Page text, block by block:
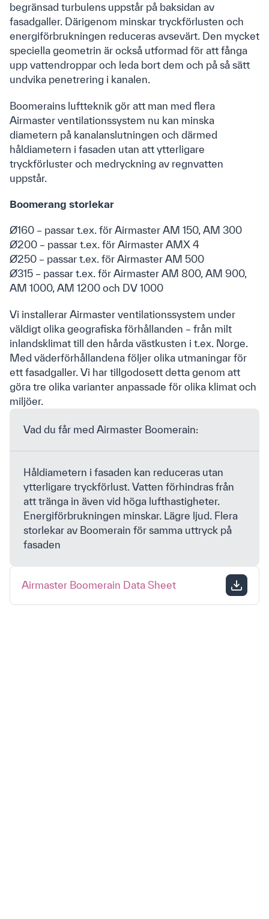
begränsad turbulens uppstår på baksidan av
fasadgaller. Därigenom minskar tryckförlusten och
energiförbrukningen reduceras avsevärt. Den mycket
speciella geometrin är också utformad för att fånga
upp vattendroppar och leda bort dem och på så sätt
undvika penetrering i kanalen.
Boomerains luftteknik gör att man med flera
Airmaster ventilationssystem nu kan minska
diametern på kanalanslutningen och därmed
håldiametern i fasaden utan att ytterligare
tryckförluster och medryckning av regnvatten
uppstår.
Boomerang storlekar
Ø160 – passar t.ex. för Airmaster AM 150, AM 300
Ø200 – passar t.ex. för Airmaster AMX 4
Ø250 – passar t.ex. för Airmaster AM 500
Ø315 – passar t.ex. för Airmaster AM 800, AM 900,
AM 1000, AM 1200 och DV 1000
Vi installerar Airmaster ventilationssystem under
väldigt olika geografiska förhållanden – från milt
inlandsklimat till den hårda västkusten i t.ex. Norge.
Med väderförhållandena följer olika utmaningar för
ett fasadgaller. Vi har tillgodosett detta genom att
göra tre olika varianter anpassade för olika klimat och
miljöer.
Vad du får med Airmaster Boomerain:
Håldiametern i fasaden kan reduceras utan
ytterligare tryckförlust. Vatten förhindras från
att tränga in även vid höga lufthastigheter.
Energiförbrukningen minskar. Lägre ljud. Flera
storlekar av Boomerain för samma uttryck på
fasaden
Airmaster Boomerain Data Sheet
Kontakt
Om Airmaster
We are Airmaster
Cases
Sustainability
Quicklinks
Downloads
Produkter
Produktkatalog
Airlinq Online
Vägledning
Youtube
FAQ
Anmäl dig till vårt nyhetsbrev
marknadsföring och integritet. *
Cookie-policy